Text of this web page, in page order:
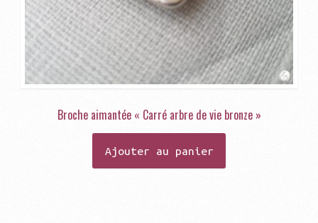
Broche aimantée « Carré arbre de vie bronze »
Ajouter au panier